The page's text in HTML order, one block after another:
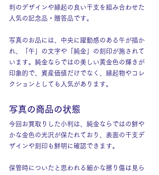
判のデザインや縁起の良い干支を組み合わせた
人気の記念品・贈答品です。
写真のお品には、中央に躍動感のある午が描か
れ、「午」の文字や「純金」の刻印が施されて
います。純金ならではの美しい黄金色の輝きが
印象的で、資産価値だけでなく、縁起物やコレ
クションとしても人気があります。
写真の商品の状態
今回お買取りした小判は、純金ならではの鮮や
かな金色の光沢が保たれており、表面の干支デ
ザインや刻印も鮮明に確認できます。
保管時についたと思われる細かな擦り傷は見ら